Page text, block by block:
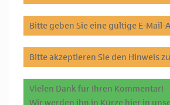
Bitte geben Sie eine gültige E-Mail-
Bitte akzeptieren Sie den Hinweis
Vielen Dank für Ihren Kommentar!
Wir werden ihn in Kürze hier in